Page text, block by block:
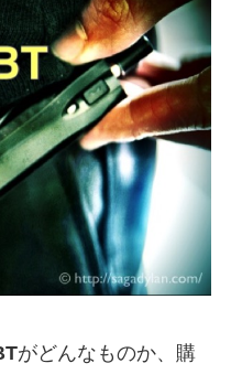
がどんなものか、購